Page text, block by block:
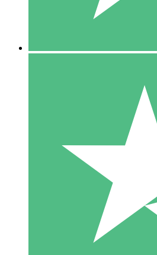
10 Téléchargements
20 00